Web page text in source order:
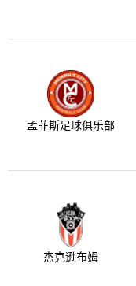
孟菲斯足球俱乐部
杰克逊布姆